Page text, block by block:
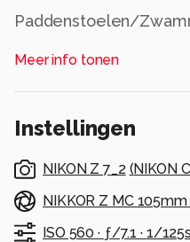
Paddenstoelen/
Alle rechten voorbehouden
Meer info tonen
Instellingen
NIKON Z 7_2 (NIKON
NIKKOR Z MC
ISO 560 · ƒ/7.1 · 1/125s